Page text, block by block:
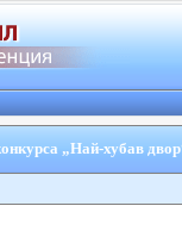
„Най-хубав